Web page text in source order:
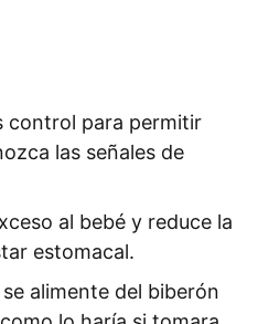
control para permitir
las señales de
al bebé y reduce la
estomacal.
alimente del biberón